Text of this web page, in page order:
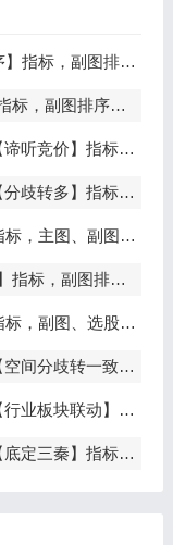
战法，信号可回测，仅限电脑通达信使用
回看，超短策略，仅限电脑通达信使用
全天不变，开放源码可永久使用，手机电脑通达信通用
情，信号少，胜率高，手机电脑通达信通用
抄底总在半山腰难题，手机电脑通达信通用
，信号全天不变，仅限电脑通达信使用
，无未来函数，手机电脑通达信通用
信号，低吸二波，无未来函数，手机电脑通达信通用
规避回落，无未来函数，仅支持电脑通达信
而精，五年平均胜率92%，手机电脑通达信通用